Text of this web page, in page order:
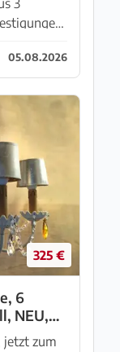
05.08.2026
325 €
6
NEU,
zum
jetzt zum